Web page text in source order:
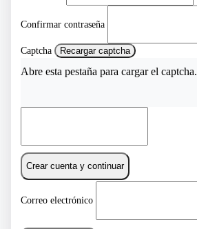
Confirmar contraseña
Captcha Recargar captcha
Abre esta pestaña para cargar el captcha.
Crear cuenta y continuar
Correo electrónico